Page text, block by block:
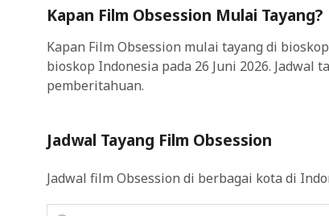
Kapan Film Obsession Mulai Tayang?
Kapan Film Obsession mulai tayang di
bioskop Indonesia pada 26 Juni 2026.
pemberitahuan.
Jadwal Tayang Film Obsession
Jadwal film Obsession di berbagai kota di